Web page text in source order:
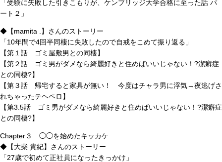
「受験に失敗した引きこもりが、ケンブリッジ大学合格に至った話 パ
ート２」
◆【mamita .】さんのストーリー
「10年間で4回半同棲に失敗したので自戒をこめて振り返る」
【第１話 ゴミ屋敷男との同棲】
【第２話 ゴミ男がダメなら綺麗好きと住めばいいじゃない！?潔癖症
との同棲?】
【第３話 帰宅すると家具が無い！ 今度はチャラ男に浮気→夜逃げさ
れちゃったテヘペロ】
【第3.5話 ゴミ男がダメなら綺麗好きと住めばいいじゃない！?潔癖症
との同棲?】
Chapter３ ◯◯を始めたキッカケ
◆【大柴 貴紀】さんのストーリー
「27歳で初めて正社員になったきっかけ」